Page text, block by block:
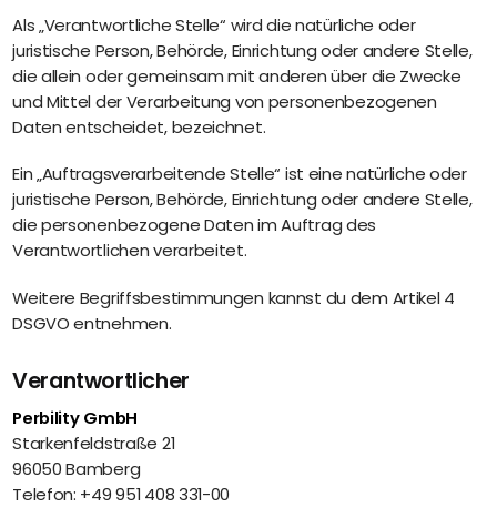
Wechseln
Als „Verantwortliche Stelle“ wird die natürliche oder
juristische Person, Behörde, Einrichtung oder andere Stelle,
die allein oder gemeinsam mit anderen über die Zwecke
und Mittel der Verarbeitung von personenbezogenen
Daten entscheidet, bezeichnet.
Ein „Auftragsverarbeitende Stelle“ ist eine natürliche oder
juristische Person, Behörde, Einrichtung oder andere Stelle,
die personenbezogene Daten im Auftrag des
Verantwortlichen verarbeitet.
Weitere Begriffsbestimmungen kannst du dem Artikel 4
DSGVO entnehmen.
Verantwortlicher
Perbility GmbH
Starkenfeldstraße 21
96050 Bamberg
Telefon: +49 951 408 331-00